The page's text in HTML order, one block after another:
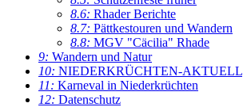
8.6: Rhader Berichte
8.7: Pättkestouren und Wandern
8.8: MGV "Cäcilia" Rhade
9: Wandern und Natur
10: NIEDERKRÜCHTEN-AKTUELL
11: Karneval in Niederkrüchten
12: Datenschutz